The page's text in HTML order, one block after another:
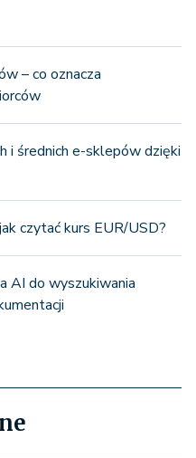
– co oznacza
i średnich e-sklepów dzięki
czytać kurs EUR/USD?
AI do wyszukiwania